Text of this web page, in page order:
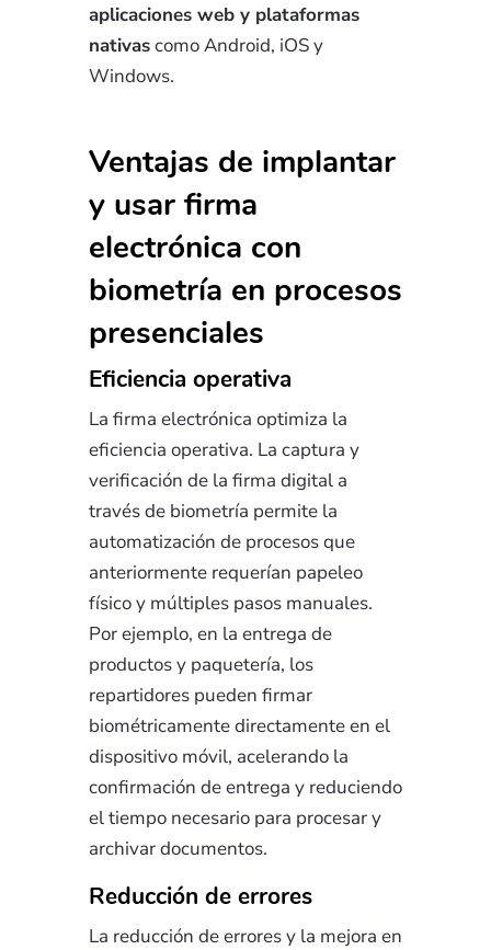
aplicaciones web y plataformas
nativascomo Android, iOS y
Windows.
Ventajas de implantar
y usar firma
electrónica con
biometría en procesos
presenciales
Eficiencia operativa
La firma electrónica optimiza la
eficiencia operativa. La captura y
verificación de la firma digital a
través de biometría permite la
automatización de procesos que
anteriormente requerían papeleo
físico y múltiples pasos manuales.
Por ejemplo, en la entrega de
productos y paquetería, los
repartidores pueden firmar
biométricamente directamente en el
dispositivo móvil, acelerando la
confirmación de entrega y reduciendo
el tiempo necesario para procesar y
archivar documentos.
Reducción de errores
La reducción de errores y la mejora en